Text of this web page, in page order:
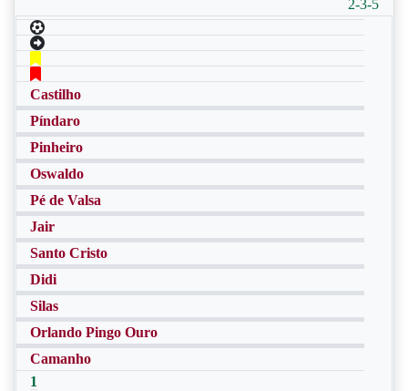
2-3-5
Castilho
Píndaro
Pinheiro
Oswaldo
Pé de Valsa
Jair
Santo Cristo
Didi
Silas
Orlando Pingo Ouro
Camanho
1